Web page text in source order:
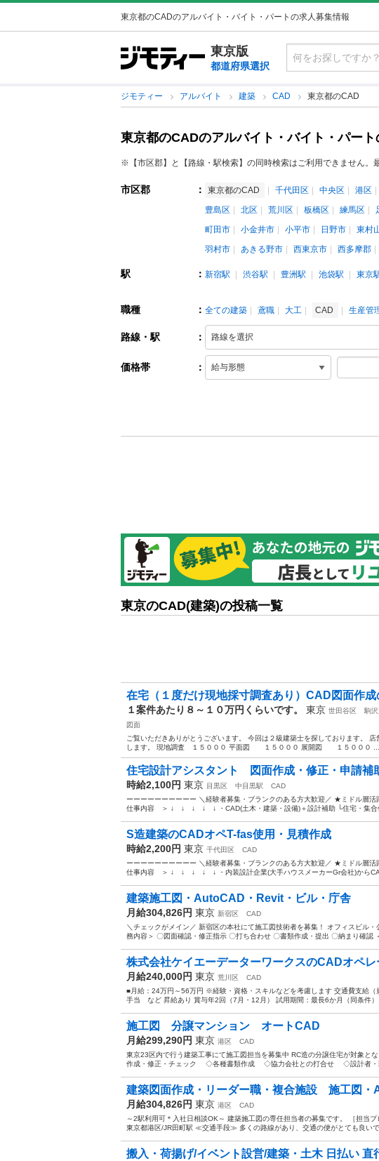
東京都のCADのアルバイト・バイト・パートの求人募集情報
東京版
都道府県選択
ジモティー アルバイト 建築 CAD 東京都のCAD
東京都のCADのアルバイト・バイト・パー
※【市区郡】と【路線・駅検索】の同時検索はご利用できません。
市区郡 ： 東京都のCAD 千代田区 中央区 港区
豊島区
北区 荒川区 板橋区 練馬区
町田市
小金井市 小平市 日野市 東村
羽村市
あきる野市 西東京市 西多摩郡
駅 ： 新宿駅 渋谷駅 豊洲駅 池袋駅 東京
職種 ： 全ての建築 鳶職 大工 CAD 生産管
路線・駅 ：
価格帯 ：
東京のCAD(建築)の投稿一覧
在宅（１度だけ現地採寸調査あり）CAD図面作成
１案件あたり８～１０万円くらいです。 東京 世田谷区 駒
図面
ご覧いただきありがとうございます。 今回は２級建築士を探しております。
します。 現地調査 １５０００ 平面図 １５０００ 展開図 １５０００ ...
住宅設計アシスタント 図面作成・修正・申請補
時給2,100円 東京 目黒区 中目黒駅
CAD
ーーーーーーーーーー ＼経験者募集・ブランクのある方大歓迎／ ★ミドル層
仕事内容 ＞ ↓ ↓ ↓ ↓ ↓ ・CAD(土木・建築・設備)＋設計補助 └住宅・集合
S造建築のCADオペT-fas使用・見積作成
時給2,200円 東京 千代田区
CAD
ーーーーーーーーーー ＼経験者募集・ブランクのある方大歓迎／ ★ミドル層
仕事内容 ＞ ↓ ↓ ↓ ↓ ↓ ・内装設計企業(大手ハウスメーカーGr会社)から
建築施工図・AutoCAD・Revit・ビル・庁舎
月給304,826円 東京 新宿区
CAD
＼チェックがメイン／ 新宿区の本社にて施工図技術者を募集！ オフィスビル
務内容＞ 〇図面確認・修正指示 〇打ち合わせ 〇書類作成・提出 〇納まり確認
株式会社ケイエーデーターワークスのCADオペ
月給240,000円 東京 荒川区
CAD
■月給：24万円～56万円 ※経験・資格・スキルなどを考慮します 交通費支給
手当 など 昇給あり 賞与年2回（7月・12月） 試用期間：最長6か月（同条件）
施工図 分譲マンション オートCAD
月給299,290円 東京 港区
CAD
東京23区内で行う建築工事にて施工図担当を募集中 RC造の分譲住宅が対象
作成・修正・チェック ◇各種書類作成 ◇協力会社との打合せ ◇設計者・現
建築図面作成・リーダー職・複合施設 施工図・
月給304,826円 東京 港区
CAD
～2駅利用可＊入社日相談OK～ 建築施工図の専任担当者の募集です。 ［担当
東京都港区/JR田町駅 ≪交通手段≫ 多くの路線があり、交通の便がとても良い
搬入・荷揚げ/イベント設営/建築・土木 日払い 直